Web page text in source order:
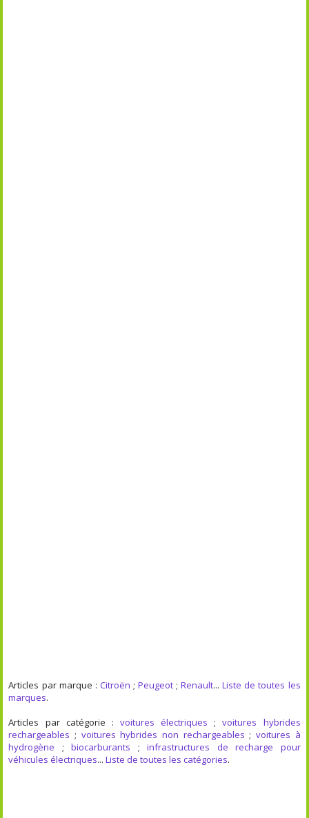
Articles par marque : Citroën ; Peugeot ;Renault...Liste de toutes les
marques.
Articles par catégorie : voitures électriques ;voitures hybrides
rechargeables ; voitures hybrides non rechargeables ; voitures à
hydrogène ;biocarburants ;infrastructures de recharge pour
véhicules électriques...Liste de toutes les catégories.